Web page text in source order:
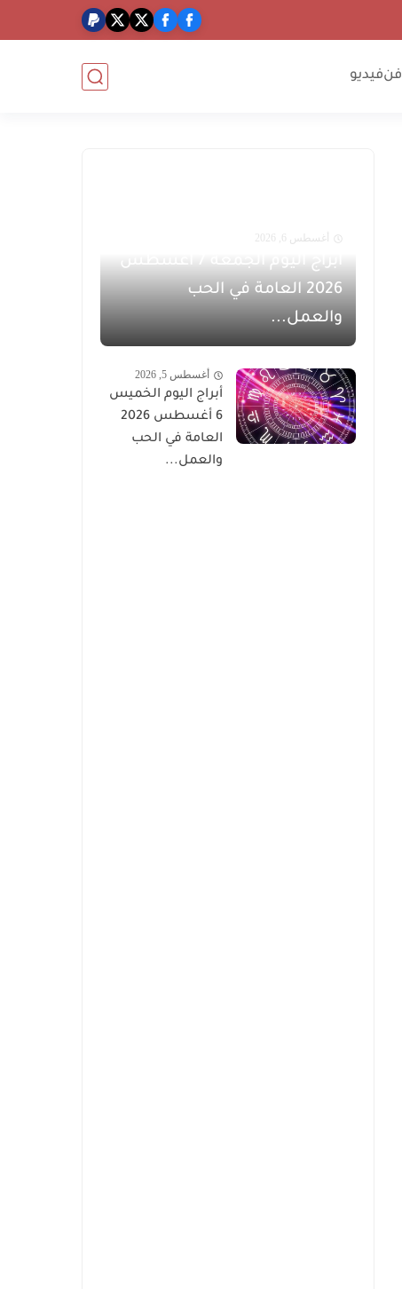
فنفيديو
أغسطس 6, 2026
أبراج اليوم الجمعة 7 أغسطس
2026 العامة في الحب
والعمل...
أغسطس 5, 2026
أبراج اليوم الخميس
6 أغسطس 2026
العامة في الحب
والعمل...